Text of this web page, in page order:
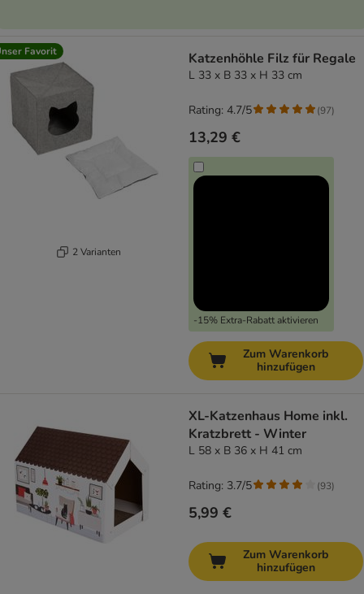
Favorit
2 Varianten
Katzenhöhle Filz für Regale
L 33 x B 33 x H 33 cm
13,29 €
-15% Extra-Rabatt aktivieren
Rating: 4.7/5 (97)
Zum Warenkorb
hinzufügen
XL-Katzenhaus Home inkl.
Kratzbrett - Winter
L 58 x B 36 x H 41 cm
5,99 €
Rating: 3.7/5 (93)
Zum Warenkorb
hinzufügen